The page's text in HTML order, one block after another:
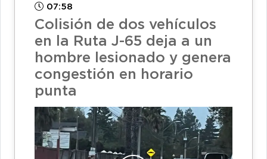
07:58
Colisión de dos vehículos
en la Ruta J-65 deja a un
hombre lesionado y genera
congestión en horario
punta